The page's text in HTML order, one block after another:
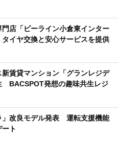
店「ビーライン小倉東インター
イヤ交換と安心サービスを提供
賃貸マンション「グランレジデ
BACSPOT発想の趣味共生レジ
」改良モデル発表 運転支援機能
ト